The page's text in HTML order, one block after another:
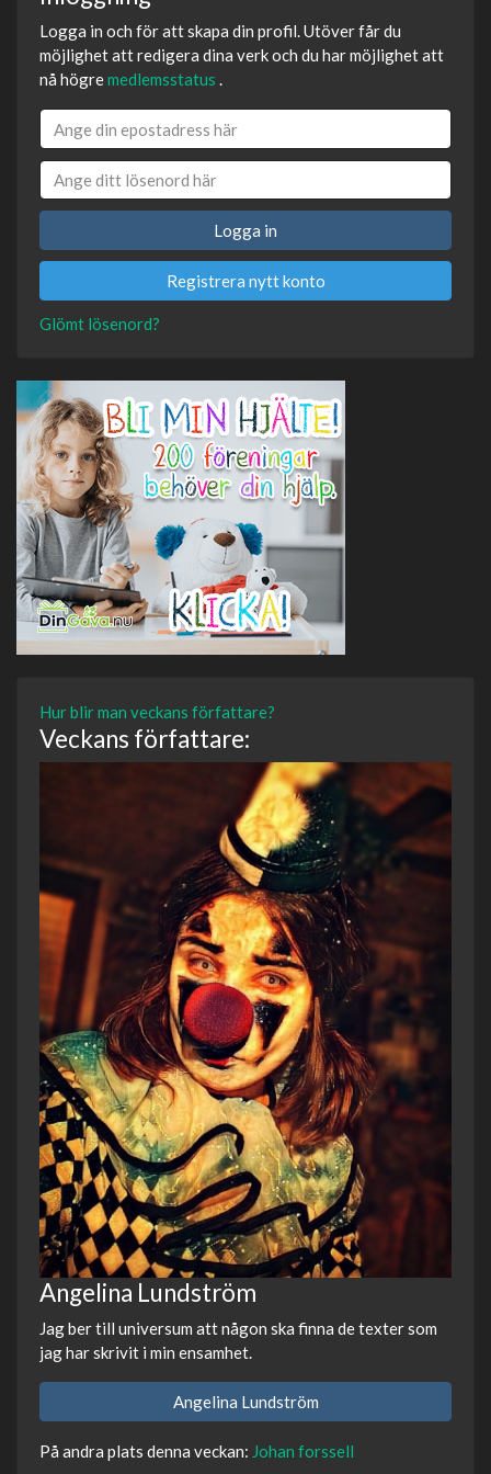
Logga in och för att skapa din profil. Utöver får du
möjlighet att redigera dina verk och du har möjlighet att
nå högremedlemsstatus .
Logga in
Registrera nytt konto
Glömt lösenord?
Hur blir man veckans författare?
Veckans författare:
Angelina Lundström
Jag ber till universum att någon ska finna de texter som
jag har skrivit i min ensamhet.
Angelina Lundström
På andra plats denna veckan: Johan forssell